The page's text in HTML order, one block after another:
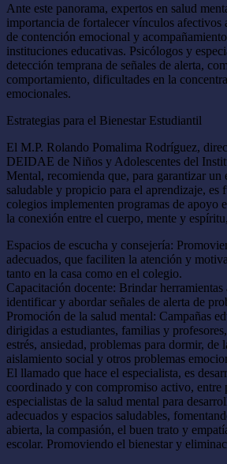
Ante este panorama, expertos en salud
importancia de fortalecer vínculos afectivos
de contención emocional y
instituciones educativas. Psicólogos y
detección temprana de señales de alerta,
comportamiento, dificultades en la
emocionales.
Estrategias para el Bienestar Estudiantil
El M.P. Rolando Pomalima Rodríguez,
DEIDAE de Niños y Adolescentes del
Mental, recomienda que, para garantizar un
saludable y propicio para el aprendizaje, es
colegios implementen programas de apoyo
la conexión entre el cuerpo, mente y
Espacios de escucha y consejería:
adecuados, que faciliten la atención y
tanto en la casa como en el colegio.
Capacitación docente: Brindar herramientas
identificar y abordar señales de alerta de
Promoción de la salud mental: Campañas
dirigidas a estudiantes, familias y
estrés, ansiedad, problemas para dormir, de
aislamiento social y otros problemas
El llamado que hace el especialista, es
coordinado y con compromiso activo, entre
especialistas de la salud mental para
adecuados y espacios saludables,
abierta, la compasión, el buen trato y
escolar. Promoviendo el bienestar y